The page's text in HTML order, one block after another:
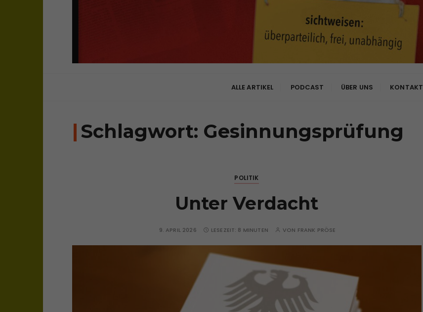
ALLE ARTIKEL PODCAST ÜBER UNS KONTAKT
Schlagwort: Gesinnungsprüfung
POLITIK
Unter Verdacht
9. APRIL 2026 LESEZEIT: 8 MINUTEN VON FRANK PRÖSE